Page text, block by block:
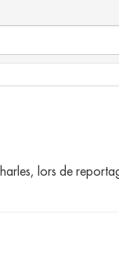
lors de